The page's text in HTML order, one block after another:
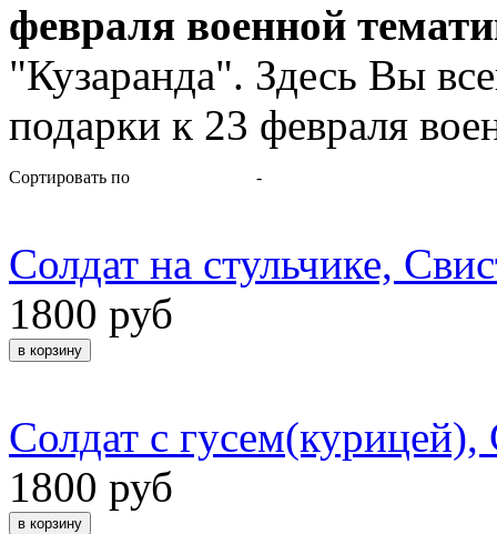
февраля военной
"Кузаранда". Здесь Вы
подарки к 23 февраля
Сортировать по -
Солдат на стульчике,
1800 руб
Солдат с гусем(курицей),
1800 руб